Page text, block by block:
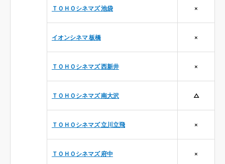
ＴＯＨＯシネマズ 池袋 ×
イオンシネマ 板橋 ×
ＴＯＨＯシネマズ 西新井 ×
ＴＯＨＯシネマズ 南大沢 △
ＴＯＨＯシネマズ 立川立飛 ×
ＴＯＨＯシネマズ 府中 ×